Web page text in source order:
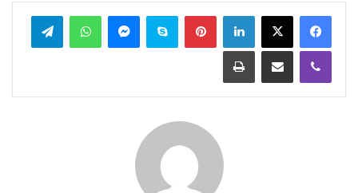
LinkedIn
Pinterest
Skype
Messenger
WhatsApp
Viber
Share via Email
Print